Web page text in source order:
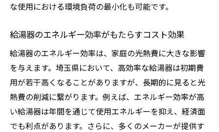
な使用における環境負荷の最小化も可能です。
給湯器のエネルギー効率がもたらすコスト効果
給湯器のエネルギー効率は、家庭の光熱費に大きな影響
を与えます。埼玉県において、高効率な給湯器は初期費
用が若干高くなることがありますが、長期的に見ると光
熱費の削減に繋がります。例えば、エネルギー効率が高
い給湯器は年間を通じて使用エネルギーを抑え、経済面
でも利点があります。さらに、多くのメーカーが提供す